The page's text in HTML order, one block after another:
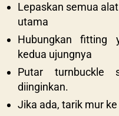
Lepaskan semua
utama
Hubungkan fitting
kedua ujungnya
Putar turnbuckle
diinginkan.
Jika ada, tarik mur